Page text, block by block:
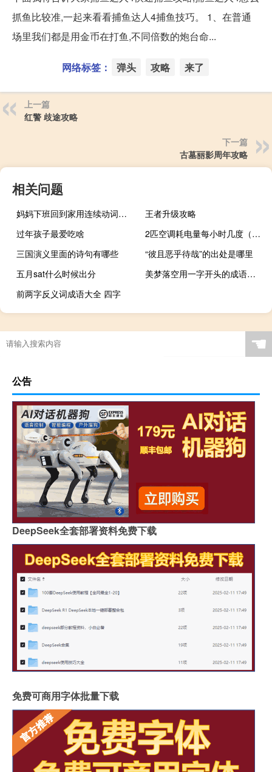
抓鱼比较准,一起来看看捕鱼达人4捕鱼技巧。 1、在普通
场里我们都是用金币在打鱼,不同倍数的炮台命...
网络标签： 弹头 攻略 来了
上一篇
红警 歧途攻略
下一篇
古墓丽影周年攻略
相关问题
妈妈下班回到家用连续动词写句子
王者升级攻略
过年孩子最爱吃啥
2匹空调耗电量每小时几度（2匹空调耗电量）
三国演义里面的诗句有哪些
“彼且恶乎待哉”的出处是哪里
五月sat什么时候出分
美梦落空用一字开头的成语怎么写
前两字反义词成语大全 四字
☚
公告
DeepSeek全套部署资料免费下载
免费可商用字体批量下载